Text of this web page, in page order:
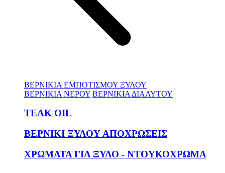
ΒΕΡΝΙΚΙΑ ΕΜΠΟΤΙΣΜΟΥ ΞΥΛΟΥ
ΒΕΡΝΙΚΙΑ ΝΕΡΟΥ ΒΕΡΝΙΚΙΑ ΔΙΑΛΥΤΟΥ
TEAK OIL
ΒΕΡΝΙΚΙ ΞΥΛΟΥ ΑΠΟΧΡΩΣΕΙΣ
ΧΡΩΜΑΤΑ ΓΙΑ ΞΥΛΟ - ΝΤΟΥΚΟΧΡΩΜΑ